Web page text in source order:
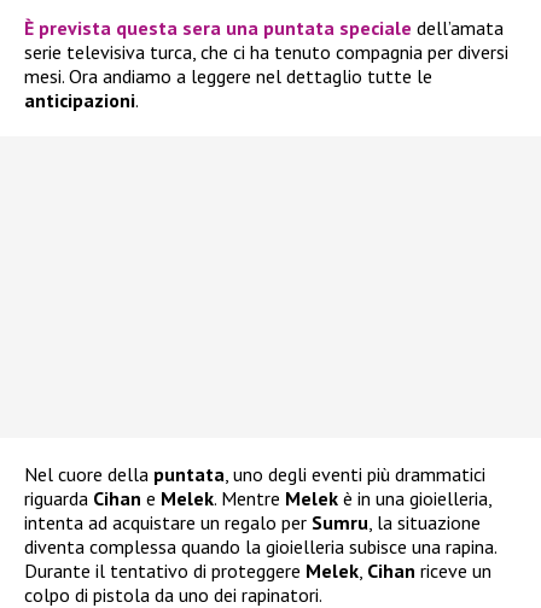
È prevista questa sera una puntata speciale dell’amata
serie televisiva turca, che ci ha tenuto compagnia per diversi
mesi. Ora andiamo a leggere nel dettaglio tutte le
anticipazioni.
Nel cuore della puntata , uno degli eventi più drammatici
riguarda Cihan e Melek. Mentre Melek è in una gioielleria,
intenta ad acquistare un regalo per Sumru , la situazione
diventa complessa quando la gioielleria subisce una rapina.
Durante il tentativo di proteggere Melek Cihan riceve un
colpo di pistola da uno dei rapinatori.